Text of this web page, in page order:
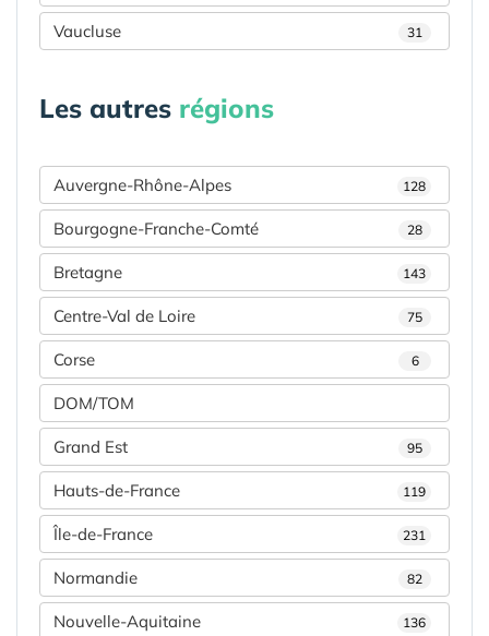
Vaucluse 31
Les autres régions
Auvergne-Rhône-Alpes 128
Bourgogne-Franche-Comté 28
Bretagne 143
Centre-Val de Loire 75
Corse 6
DOM/TOM
Grand Est 95
Hauts-de-France 119
Île-de-France 231
Normandie 82
Nouvelle-Aquitaine 136